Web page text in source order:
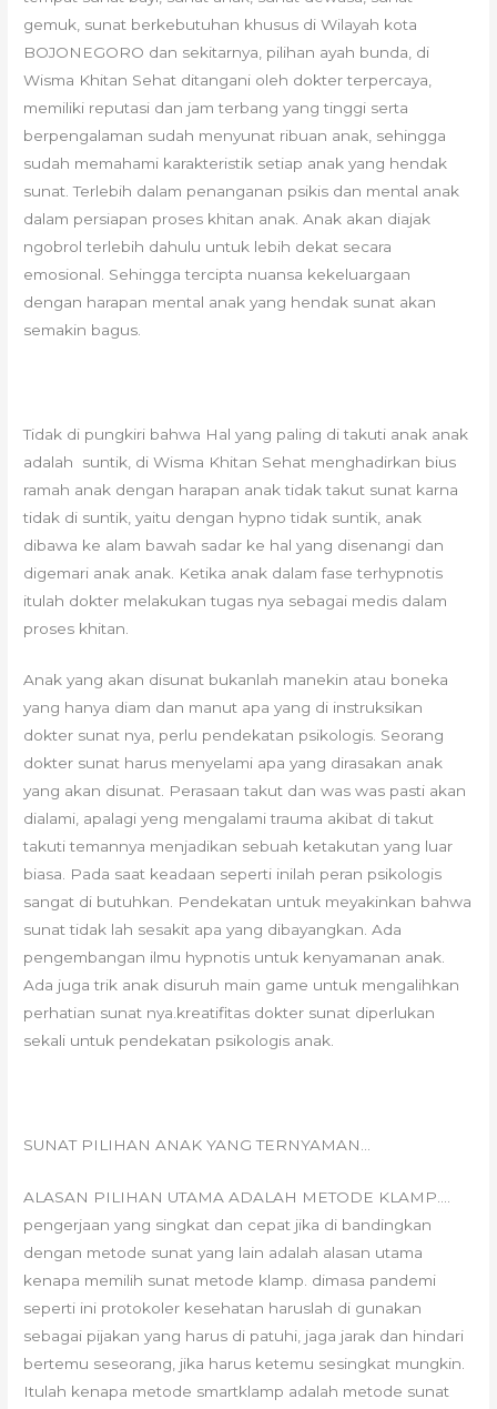
gemuk, sunat berkebutuhan khusus di Wilayah kota
BOJONEGORO dan sekitarnya, pilihan ayah bunda, di
Wisma Khitan Sehat ditangani oleh dokter terpercaya,
memiliki reputasi dan jam terbang yang tinggi serta
berpengalaman sudah menyunat ribuan anak, sehingga
sudah memahami karakteristik setiap anak yang hendak
sunat. Terlebih dalam penanganan psikis dan mental anak
dalam persiapan proses khitan anak. Anak akan diajak
ngobrol terlebih dahulu untuk lebih dekat secara
emosional. Sehingga tercipta nuansa kekeluargaan
dengan harapan mental anak yang hendak sunat akan
semakin bagus.
Tidak di pungkiri bahwa Hal yang paling di takuti anak anak
adalah suntik, di Wisma Khitan Sehat menghadirkan bius
ramah anak dengan harapan anak tidak takut sunat karna
tidak di suntik, yaitu dengan hypno tidak suntik, anak
dibawa ke alam bawah sadar ke hal yang disenangi dan
digemari anak anak. Ketika anak dalam fase terhypnotis
itulah dokter melakukan tugas nya sebagai medis dalam
proses khitan.
Anak yang akan disunat bukanlah manekin atau boneka
yang hanya diam dan manut apa yang di instruksikan
dokter sunat nya, perlu pendekatan psikologis. Seorang
dokter sunat harus menyelami apa yang dirasakan anak
yang akan disunat. Perasaan takut dan was was pasti akan
dialami, apalagi yeng mengalami trauma akibat di takut
takuti temannya menjadikan sebuah ketakutan yang luar
biasa. Pada saat keadaan seperti inilah peran psikologis
sangat di butuhkan. Pendekatan untuk meyakinkan bahwa
sunat tidak lah sesakit apa yang dibayangkan. Ada
pengembangan ilmu hypnotis untuk kenyamanan anak.
Ada juga trik anak disuruh main game untuk mengalihkan
perhatian sunat nya.kreatifitas dokter sunat diperlukan
sekali untuk pendekatan psikologis anak.
SUNAT PILIHAN ANAK YANG TERNYAMAN…
ALASAN PILIHAN UTAMA ADALAH METODE KLAMP….
pengerjaan yang singkat dan cepat jika di bandingkan
dengan metode sunat yang lain adalah alasan utama
kenapa memilih sunat metode klamp. dimasa pandemi
seperti ini protokoler kesehatan haruslah di gunakan
sebagai pijakan yang harus di patuhi, jaga jarak dan hindari
bertemu seseorang, jika harus ketemu sesingkat mungkin.
Itulah kenapa metode smartklamp adalah metode sunat